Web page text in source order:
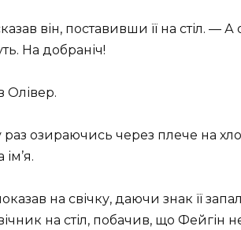
він, поставивши її на стіл. — А
На добраніч!
Олівер.
озираючись через плече на
на свічку, даючи знак її
на стіл, побачив, що Фейгін